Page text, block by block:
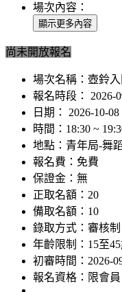
場次內容：
尚未開放報名
場次名稱： 壺鈴入
報名時段：
2026-
日期：
2026-10-
時間： 18:30 ~
地點： 青年局-舞
報名費： 免費
保證金： 無
正取名額： 20
備取名額： 10
錄取方式： 審核制
年齡限制： 15至
初審時間： 2026-
報名資格： 限會